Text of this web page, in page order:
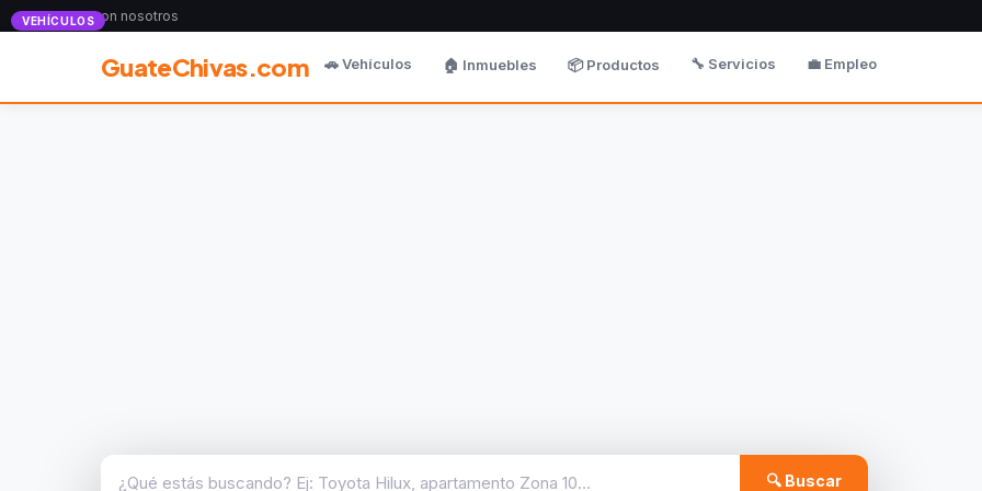
Anunciate con nosotros
GuateChivas.com 🚗 Vehículos 🏠 Inmuebles 📦 Productos 🔧 Servicios 💼 Empleo
🔍 Buscar
VEHÍCULOS